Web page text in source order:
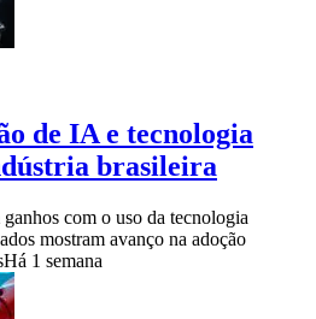
de IA e tecnologia
brasileira
com o uso da tecnologia
mostram avanço na adoção
Há 1 semana